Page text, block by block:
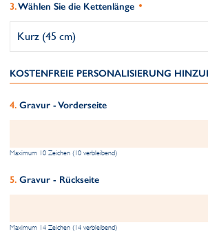
Wählen Sie die Kettenlänge
KOSTENFREIE PERSONALISIERUNG
Gravur - Vorderseite
Maximum 10 Zeichen (10 verbleibend)
Gravur - Rückseite
Maximum 14 Zeichen (14 verbleibend)